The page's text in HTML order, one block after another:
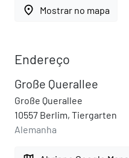
place Mostrar no mapa
Endereço
Große Querallee
Große Querallee
10557 Berlim, Tiergarten
Alemanha